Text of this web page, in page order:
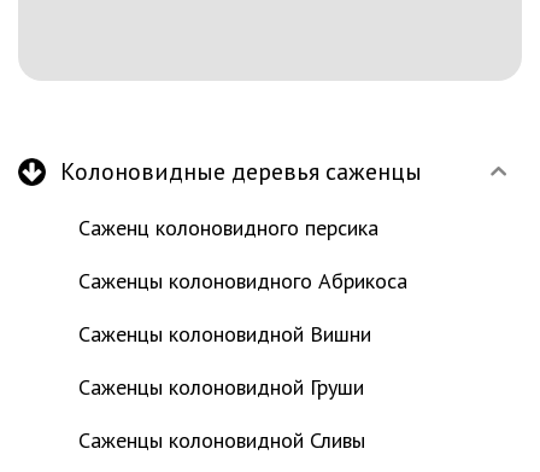
Колоновидные деревья саженцы
Саженц колоновидного персика
Саженцы колоновидного Абрикоса
Саженцы колоновидной Вишни
Саженцы колоновидной Груши
Саженцы колоновидной Сливы